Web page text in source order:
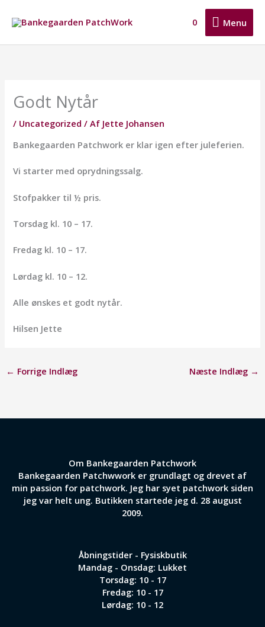
indholdet
Menu
Menu
0
Godt Nytår
/ Uncategorized / Af Jette Johansen
Bankegaarden Patchwork er klar igen efter juleferien.
Vi starter med oprydningssalg.
Stofpakker til ½ pris.
Torsdag kl. 10 – 17.
Fredag kl. 10 – 17.
Lørdag kl. 10 – 12.
Alle ønskes et godt nytår.
Hilsen Jette
← Forrige Indlæg Næste Indlæg →
Om Bankegaarden Patchwork
Bankegaarden Patchwwork er grundlagt og drevet af
min passion for patchwork. Jeg har syet patchwork siden
jeg var helt ung. Butikken startede jeg d. 28 august
2009.
Åbningstider - Fysiskbutik
Mandag - Onsdag: Lukket
Torsdag: 10 - 17
Fredag: 10 - 17
Lørdag: 10 - 12